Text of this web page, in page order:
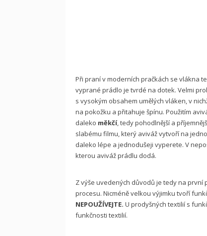
Při praní v moderních pračkách se vlákna
vyprané prádlo je tvrdé na dotek. Velmi
s vysokým obsahem umělých vláken, v
na pokožku a přitahuje špínu. Použitím
daleko měkčí, tedy pohodlnější a
slabému filmu, který aviváž vytvořína
daleko lépe a jednodušeji vyperete. V
kterou aviváž prádlu dodá.
Z výše uvedených důvodů je tedy na první
procesu. Nicméně velkou výjimku tvoří
NEPOUŽÍVEJTE. U prodyšných textilií s
funkčnosti textilií.